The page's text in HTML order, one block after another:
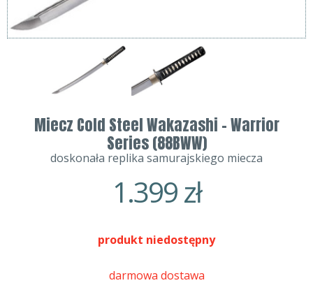
Miecz Cold Steel Wakazashi - Warrior
Series (88BWW)
doskonała replika samurajskiego miecza
1.399zł
produkt niedostępny
darmowa dostawa